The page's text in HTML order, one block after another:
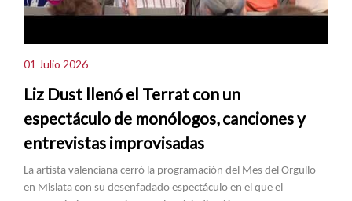
01 Julio 2026
Liz Dust llenó el Terrat con un
espectáculo de monólogos, canciones y
entrevistas improvisadas
La artista valenciana cerró la programación del Mes del Orgullo
en Mislata con su desenfadado espectáculo en el que el